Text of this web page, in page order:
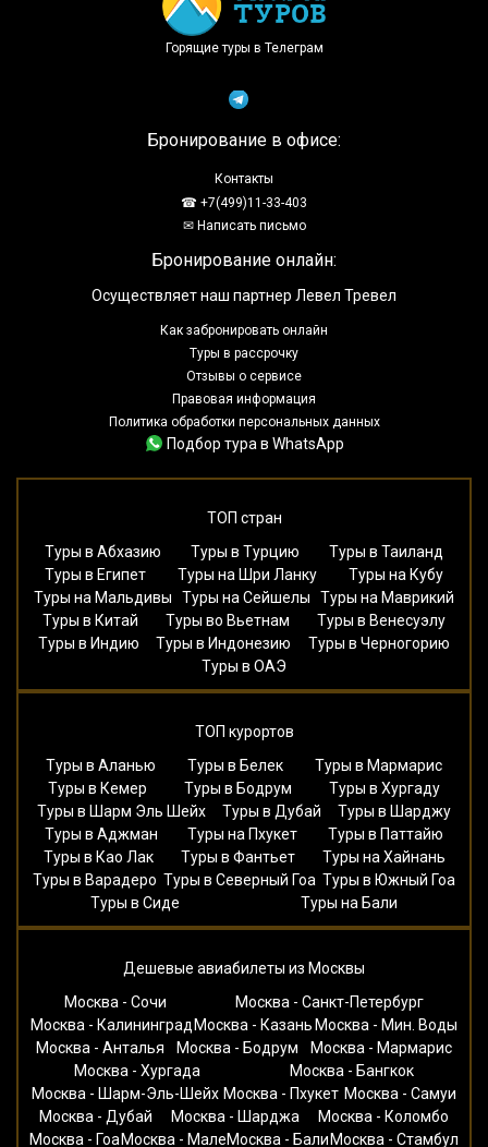
Горящие туры в Телеграм
Бронирование в офисе:
Контакты
☎ +7(499)11-33-403
✉ Написать письмо
Бронирование онлайн:
Осуществляет наш партнер Левел Тревел
Как забронировать онлайн
Туры в рассрочку
Отзывы о сервисе
Правовая информация
Политика обработки персональных данных
Подбор тура в WhatsApp
ТОП стран
Туры в Абхазию
Туры в Турцию
Туры в Таиланд
Туры в Египет
Туры на Шри Ланку
Туры на Кубу
Туры на Мальдивы
Туры на Сейшелы
Туры на Маврикий
Туры в Китай
Туры во Вьетнам
Туры в Венесуэлу
Туры в Индию
Туры в Индонезию
Туры в Черногорию
Туры в ОАЭ
ТОП курортов
Туры в Аланью
Туры в Белек
Туры в Мармарис
Туры в Кемер
Туры в Бодрум
Туры в Хургаду
Туры в Шарм Эль Шейх
Туры в Дубай
Туры в Шарджу
Туры в Аджман
Туры на Пхукет
Туры в Паттайю
Туры в Као Лак
Туры в Фантьет
Туры на Хайнань
Туры в Варадеро Туры в Северный Гоа Туры в Южный Гоа
Туры в Сиде
Туры на Бали
Дешевые авиабилеты из Москвы
Москва - Сочи
Москва - Санкт-Петербург
Москва - КалининградМосква - КазаньМосква - Мин. Воды
Москва - Анталья
Москва - Бодрум
Москва - Мармарис
Москва - Хургада
Москва - Бангкок
Москва - Шарм-Эль-Шейх Москва - Пхукет Москва - Самуи
Москва - Дубай
Москва - Шарджа
Москва - Коломбо
Москва - ГоаМосква - МалеМосква - БалиМосква - Стамбул